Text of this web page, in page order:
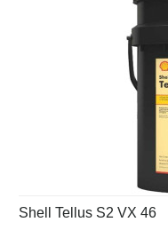
Shell Tellus S2 VX 46